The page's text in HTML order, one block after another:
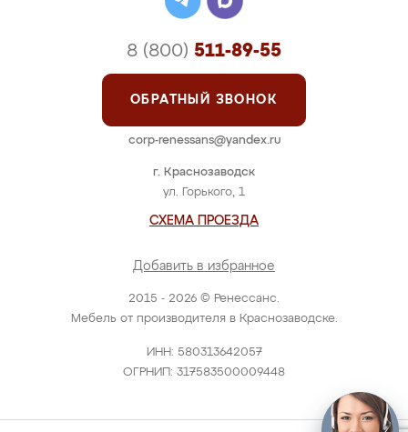
2015 - 2026 © Ренессанс.
Мебель от производителя в Краснозаводске.
ИНН: 580313642057
ОГРНИП: 317583500009448
г. Краснозаводск
ул. Горького, 1
СХЕМА ПРОЕЗДА
Добавить в избранное
8 (800) 511-89-55
ОБРАТНЫЙ ЗВОНОК
corp-renessans@yandex.ru